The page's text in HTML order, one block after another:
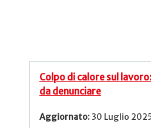
Colpo di calore sul
da denunciare
30 Luglio